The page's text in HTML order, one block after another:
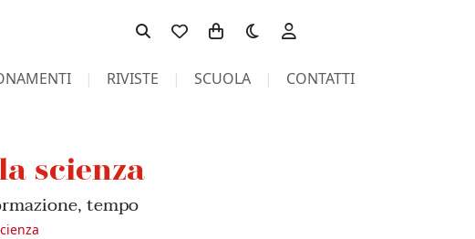
Toggle theme
RIVISTE SCUOLA CONTATTI
scienza
tempo